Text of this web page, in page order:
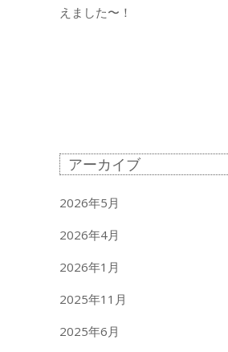
えました〜！
アーカイブ
2026年5月
2026年4月
2026年1月
2025年11月
2025年6月